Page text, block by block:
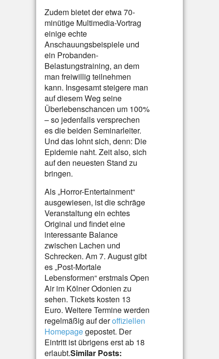
Zudem bietet der etwa 70-
minütige Multimedia-Vortrag
einige echte
Anschauungsbeispiele und
ein Probanden-
Belastungstraining, an dem
man freiwillig teilnehmen
kann. Insgesamt steigere man
auf diesem Weg seine
Überlebenschancen um 100%
– so jedenfalls versprechen
es die beiden Seminarleiter.
Und das lohnt sich, denn: Die
Epidemie naht. Zeit also, sich
auf den neuesten Stand zu
bringen.
Als „Horror-Entertainment“
ausgewiesen, ist die schräge
Veranstaltung ein echtes
Original und findet eine
interessante Balance
zwischen Lachen und
Schrecken. Am 7. August gibt
es „Post-Mortale
Lebensformen“ erstmals Open
Air im Kölner Odonien zu
sehen. Tickets kosten 13
Euro. Weitere Termine werden
regelmäßig auf deroffiziellen
Homepagegepostet. Der
Eintritt ist übrigens erst ab 18
erlaubt.Similar Posts: